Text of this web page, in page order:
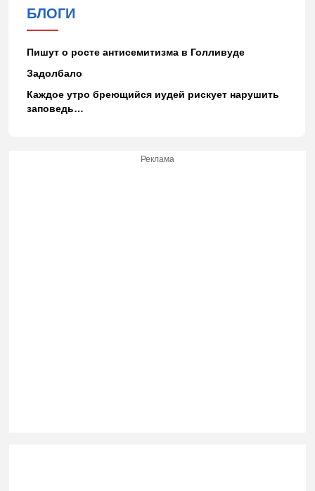
БЛОГИ
Пишут о росте антисемитизма в Голливуде
Задолбало
Каждое утро бреющийся иудей рискует нарушить
заповедь…
Реклама